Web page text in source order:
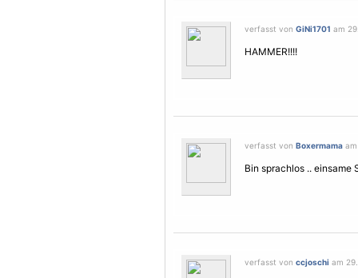
verfasst von GiNi1701 am
HAMMER!!!!
verfasst von Boxermama
Bin sprachlos .. einsame
verfasst von ccjoschi am